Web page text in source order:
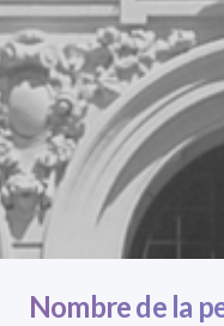
Nombre de la